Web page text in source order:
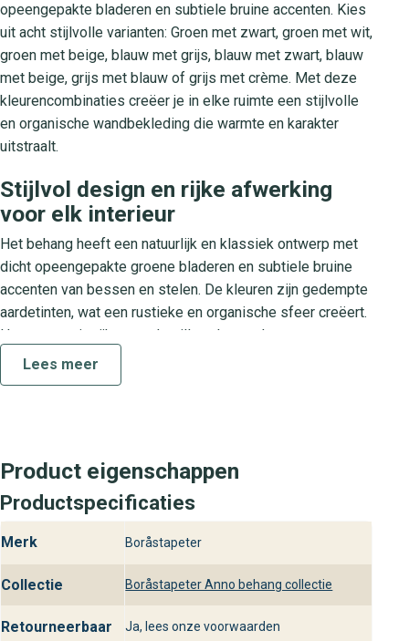
opeengepakte bladeren en subtiele bruine accenten. Kies
uit acht stijlvolle varianten: Groen met zwart, groen met wit,
groen met beige, blauw met grijs, blauw met zwart, blauw
met beige, grijs met blauw of grijs met crème. Met deze
kleurencombinaties creëer je in elke ruimte een stijlvolle
en organische wandbekleding die warmte en karakter
uitstraalt.
Stijlvol design en rijke afwerking
voor elk interieur
Het behang heeft een natuurlijk en klassiek ontwerp met
dicht opeengepakte groene bladeren en subtiele bruine
accenten van bessen en stelen. De kleuren zijn gedempte
aardetinten, wat een rustieke en organische sfeer creëert.
Het patroon is rijk en gedetailleerd, waardoor een
levendige en weelderige uitstraling ontstaat. Dit design
behang past perfect in de woonkamer voor een luxe
De Anno collectie: Tijdloos decor in
hart en nieren
De Anno collectie brengt klassieke motieven tot leven
met moderne productietechnieken. Elk patroon is
vertaald naar eigentijds design. Dankzij de veelzijdigheid
Lees meer
Product eigenschappen
Productspecificaties
Merk Boråstapeter
Collectie Boråstapeter Anno behang collectie
Retourneerbaar Ja, lees onze voorwaarden